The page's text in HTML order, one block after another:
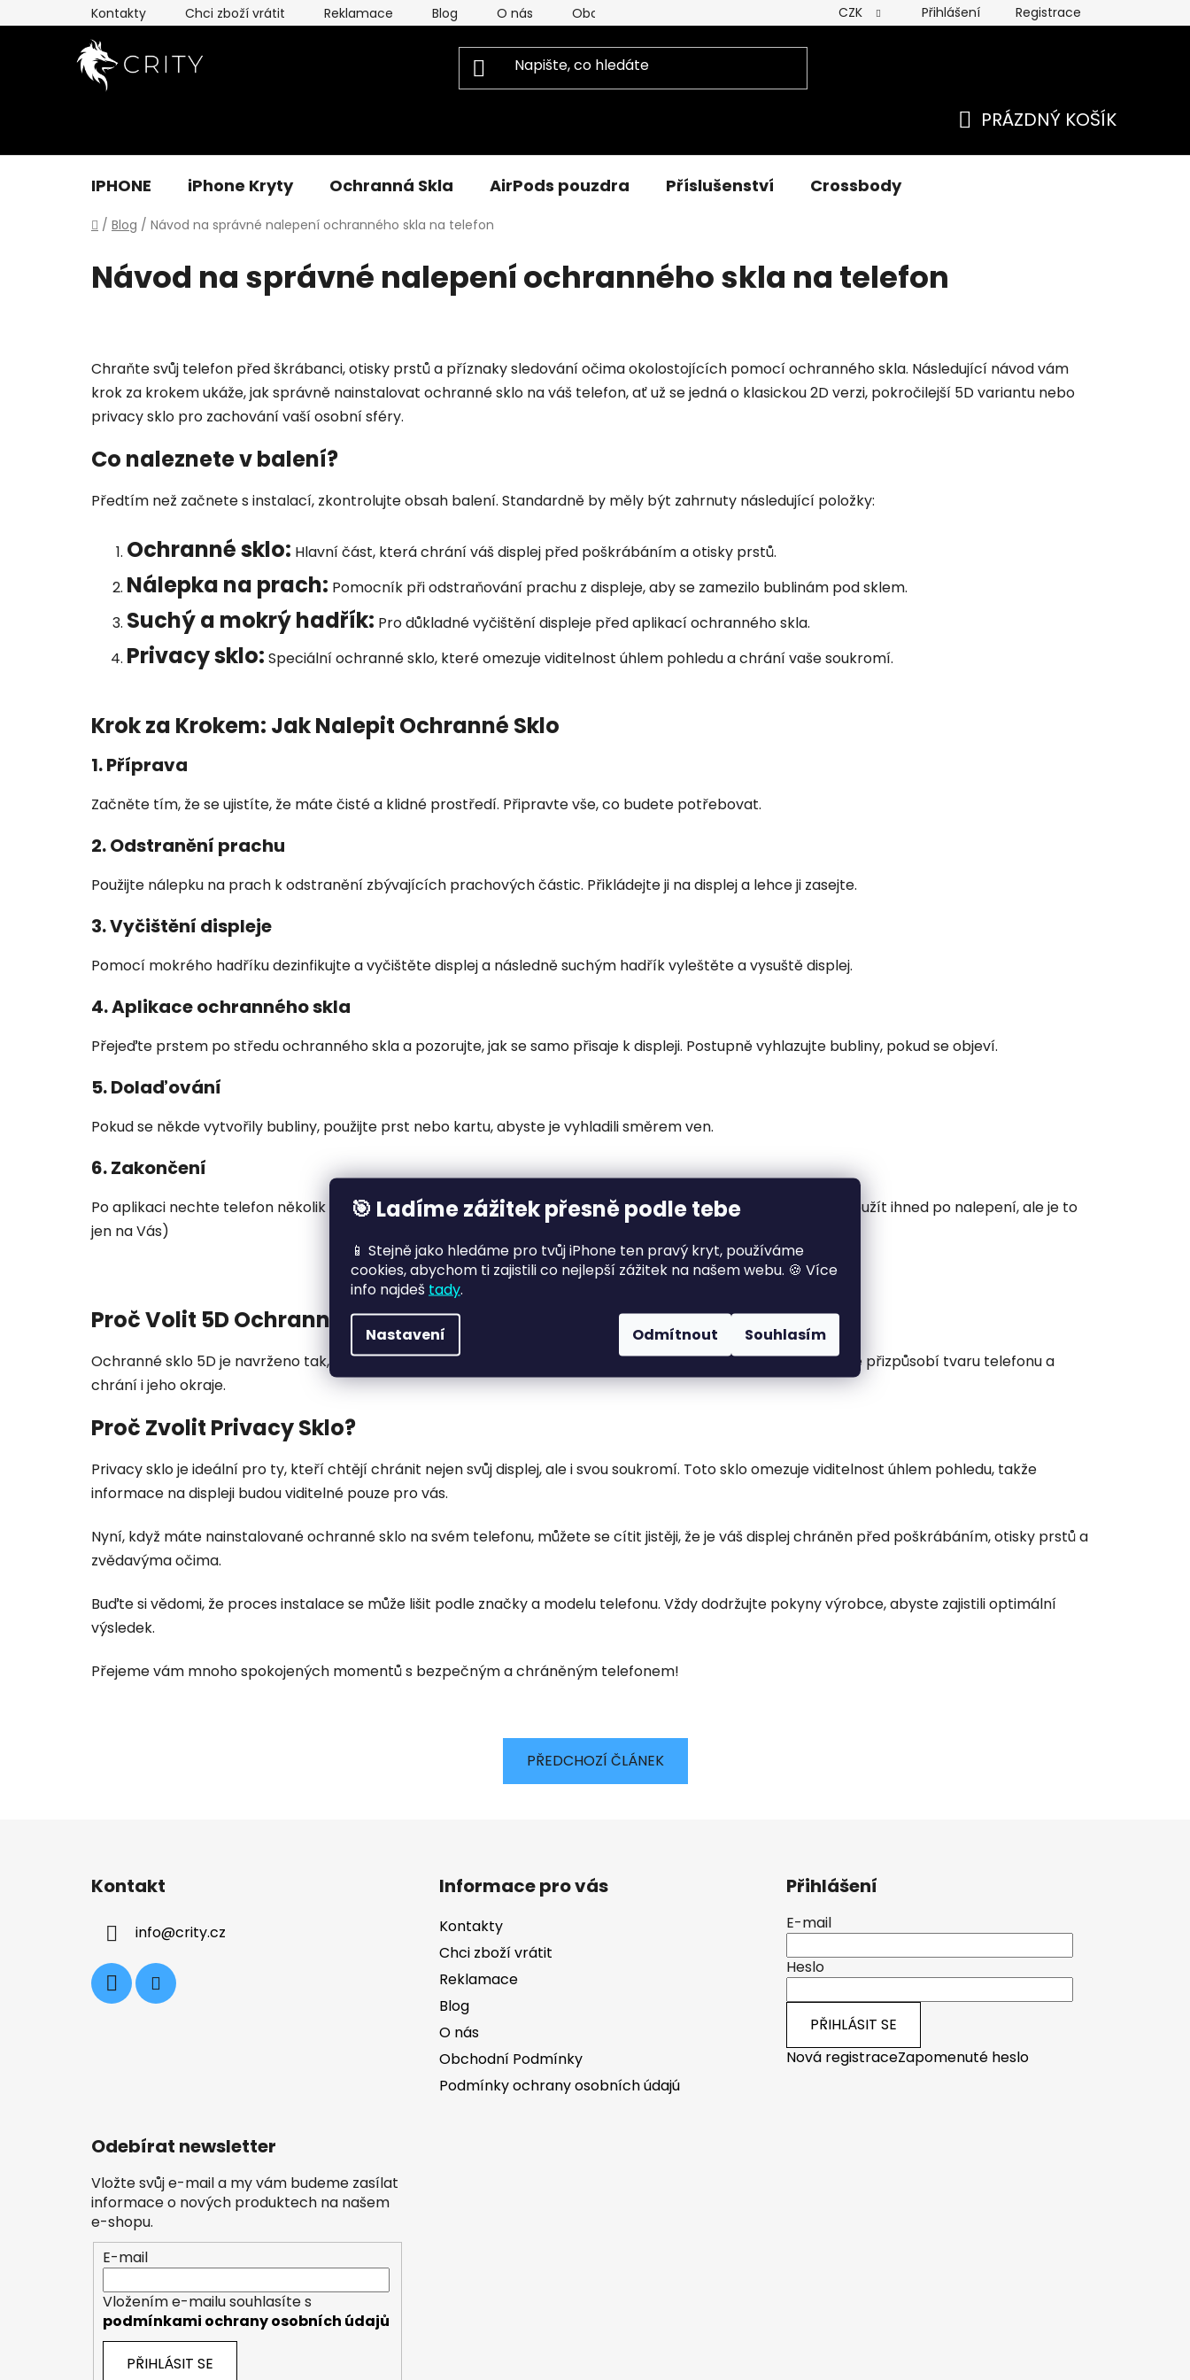
🎯 Ladíme zážitek přesně podle tebe
📱 Stejně jako hledáme pro tvůj iPhone ten pravý kryt, používáme
cookies, abychom ti zajistili co nejlepší zážitek na našem webu. 🍪 Více
info najdeš tady.
Nastavení Odmítnout Souhlasím
na
Kontakty Chci zboží vrátit Reklamace Blog O nás Obchodní Podmínky Podmínky ochrany osobních údajú
CZK Přihlášení Registrace
PRÁZDNÝ KOŠÍK
IPHONE iPhone Kryty Ochranná Skla AirPods pouzdra Příslušenství Crossbody
Domů
/ Blog / Návod na správné nalepení ochranného skla na telefon
Návod na správné nalepení ochranného skla na telefon
Chraňte svůj telefon před škrábanci, otisky prstů a příznaky sledování očima okolostojících pomocí ochranného skla. Následující návod vám
krok za krokem ukáže, jak správně nainstalovat ochranné sklo na váš telefon, ať už se jedná o klasickou 2D verzi, pokročilejší 5D variantu nebo
privacy sklo pro zachování vaší osobní sféry.
Co naleznete v balení?
Předtím než začnete s instalací, zkontrolujte obsah balení. Standardně by měly být zahrnuty následující položky:
Ochranné sklo: Hlavní část, která chrání váš displej před poškrábáním a otisky prstů.
Nálepka na prach: Pomocník při odstraňování prachu z displeje, aby se zamezilo bublinám pod sklem.
Suchý a mokrý hadřík: Pro důkladné vyčištění displeje před aplikací ochranného skla.
Privacy sklo: Speciální ochranné sklo, které omezuje viditelnost úhlem pohledu a chrání vaše soukromí.
Krok za Krokem: Jak Nalepit Ochranné Sklo
1. Příprava
Začněte tím, že se ujistíte, že máte čisté a klidné prostředí. Připravte vše, co budete potřebovat.
2. Odstranění prachu
Použijte nálepku na prach k odstranění zbývajících prachových částic. Přikládejte ji na displej a lehce ji zasejte.
3. Vyčištění displeje
Pomocí mokrého hadříku dezinfikujte a vyčištěte displej a následně suchým hadřík vyleštěte a vysuště displej.
4. Aplikace ochranného skla
Přejeďte prstem po středu ochranného skla a pozorujte, jak se samo přisaje k displeji. Postupně vyhlazujte bubliny, pokud se objeví.
5. Dolaďování
Pokud se někde vytvořily bubliny, použijte prst nebo kartu, abyste je vyhladili směrem ven.
6. Zakončení
Po aplikaci nechte telefon několik hodin klidně ležet, aby se sklo plně přilepilo. (Telefon samozřejmě můžete použít ihned po nalepení, ale je to
jen na Vás)
Proč Volit 5D Ochranné Sklo?
Ochranné sklo 5D je navrženo tak, aby poskytovalo nejlepší možnou ochranu. Díky zakřiveným hranám se lépe přizpůsobí tvaru telefonu a
chrání i jeho okraje.
Proč Zvolit Privacy Sklo?
Privacy sklo je ideální pro ty, kteří chtějí chránit nejen svůj displej, ale i svou soukromí. Toto sklo omezuje viditelnost úhlem pohledu, takže
informace na displeji budou viditelné pouze pro vás.
Nyní, když máte nainstalované ochranné sklo na svém telefonu, můžete se cítit jistěji, že je váš displej chráněn před poškrábáním, otisky prstů a
zvědavýma očima.
Buďte si vědomi, že proces instalace se může lišit podle značky a modelu telefonu. Vždy dodržujte pokyny výrobce, abyste zajistili optimální
výsledek.
Přejeme vám mnoho spokojených momentů s bezpečným a chráněným telefonem!
PŘEDCHOZÍ ČLÁNEK
Kontakt
info@crity.cz
Informace pro vás
Kontakty
Chci zboží vrátit
Reklamace
Blog
O nás
Obchodní Podmínky
Podmínky ochrany osobních údajú
Přihlášení
E-mail
Heslo
PŘIHLÁSIT SE
Nová registraceZapomenuté heslo
Odebírat newsletter
Vložte svůj e-mail a my vám budeme zasílat
informace o nových produktech na našem
e-shopu.
E-mail
Vložením e-mailu souhlasíte s
podmínkami ochrany osobních údajů
PŘIHLÁSIT SE